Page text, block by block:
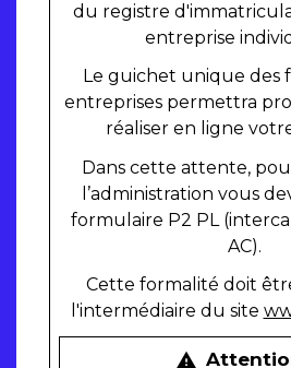
du registre
entreprise
Le guichet unique des
entreprises permettra
réaliser en ligne
Dans cette attente,
l’administration vous
formulaire P2 PL
AC).
Cette formalité doit
l'intermédiaire du site
warning